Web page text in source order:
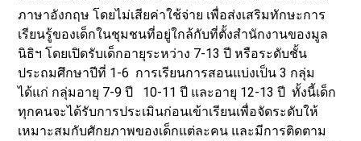
ภาษาอังกฤษ โดยไม่เสียค่าใช้จ่าย เพื่อส่งเสริมทักษะการ
เรียนรู้ของเด็กในชุมชนที่อยู่ใกล้กับที่ตั้งสำนักงานของมูล
นิธิฯ โดยเปิดรับเด็กอายุระหว่าง 7-13 ปี หรือระดับชั้น
ประถมศึกษาปีที่ 1-6 การเรียนการสอนแบ่งเป็น 3 กลุ่ม
ได้แก่ กลุ่มอายุ 7-9 ปี 10-11 ปี และอายุ 12-13 ปี ทั้งนี้เด็ก
ทุกคนจะได้รับการประเมินก่อนเข้าเรียนเพื่อจัดระดับให้
เหมาะสมกับศักยภาพของเด็กแต่ละคน และมีการติดตาม